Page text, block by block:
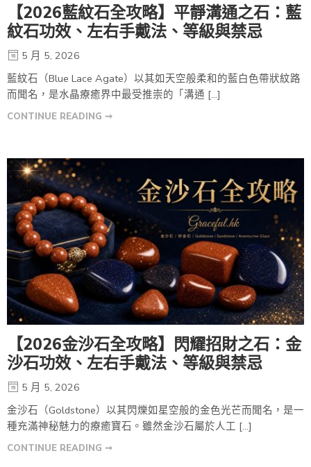
【2026藍紋石全攻略】平靜溝通之石：藍
紋石功效、左右手戴法、等級與禁忌
5 月 5, 2026
藍紋石（Blue Lace Agate）以其如天空般柔和的藍白色帶狀紋路
而聞名，是水晶療癒界中最受推崇的「溝通 […]
CONTINUE READING ➞
【2026金沙石全攻略】閃耀招財之石：金
沙石功效、左右手戴法、等級與禁忌
5 月 5, 2026
金沙石（Goldstone）以其閃爍如星空般的金色光芒而聞名，是一
種充滿神秘魅力的療癒寶石。雖然金沙石屬於人工 […]
CONTINUE READING ➞